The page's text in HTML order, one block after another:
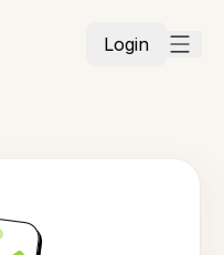
Login